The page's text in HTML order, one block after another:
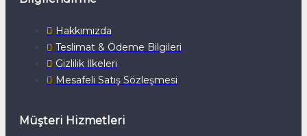
Hakkımızda
Teslimat & Ödeme Bilgileri
Gizlilik İlkeleri
Mesafeli Satış Sözleşmesi
Müşteri Hizmetleri